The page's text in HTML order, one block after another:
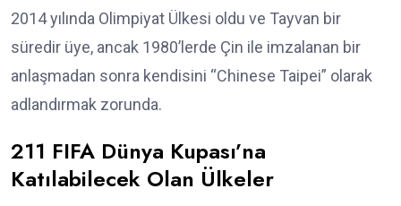
2014 yılında Olimpiyat Ülkesi oldu ve Tayvan bir
süredir üye, ancak 1980’lerde Çin ile imzalanan bir
anlaşmadan sonra kendisini “Chinese Taipei” olarak
adlandırmak zorunda.
211 FIFA Dünya Kupası’na
Katılabilecek Olan Ülkeler